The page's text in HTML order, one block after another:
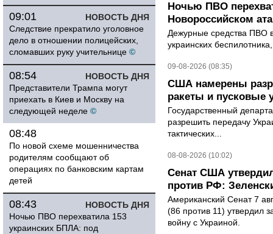
НОВОСТЬ ДНЯ
09:01
Следствие прекратило уголовное
дело в отношении полицейских,
сломавших руку учительнице ©
НОВОСТЬ ДНЯ
08:54
Представители Трампа могут
приехать в Киев и Москву на
следующей неделе ©
08:48
По новой схеме мошенничества
родителям сообщают об
операциях по банковским картам
детей
НОВОСТЬ ДНЯ
08:43
Ночью ПВО перехватила 153
украинских БПЛА: под
Ночью ПВО
Новороссийском
Дежурные средства ПВО
украинских
09-08-2026 (08:35)
США намерены
ракеты и пусковые
Государственный
разрешить передачу
тактических...
08-08-2026 (10:02)
Сенат США
против РФ:
Американский Сенат 7
(86 против 11) утвердил
войну с Украиной.